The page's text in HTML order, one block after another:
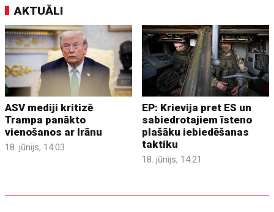
AKTUĀLI
ASV mediji kritizē
Trampa panākto
vienošanos ar Irānu
18. jūnijs, 14:03
EP: Krievija pret ES un
sabiedrotajiem īsteno
plašāku iebiedēšanas
taktiku
18. jūnijs, 14:21